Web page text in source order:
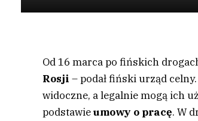
Od 16 marca po fińskich
Rosji – podał fiński urząd
widoczne, a legalnie mogą ich
podstawieumowy o pracę. W